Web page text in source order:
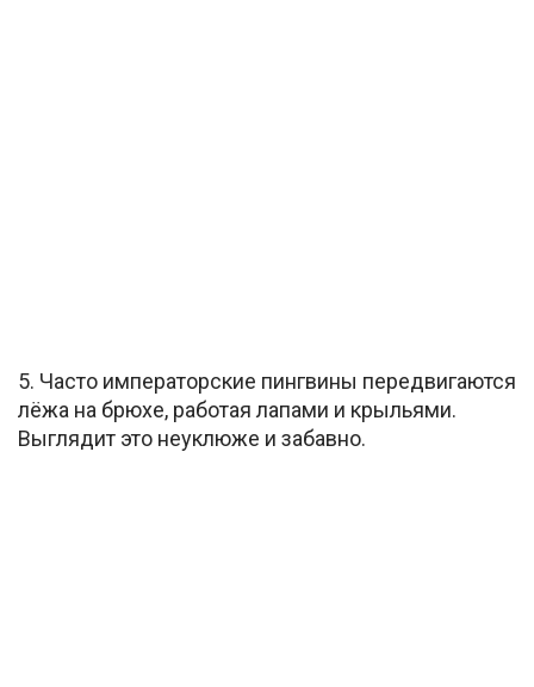
5. Часто императорские пингвины передвигаются
лёжа на брюхе, работая лапами и крыльями.
Выглядит это неуклюже и забавно.